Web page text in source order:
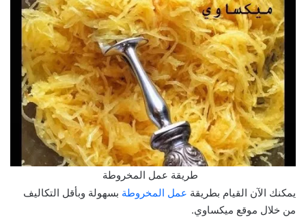
طريقة عمل المخروطة
يمكنك الآن القيام بطريقة عمل المخروطة بسهولة وبأقل التكاليف
من خلال موقع ميكساوي.